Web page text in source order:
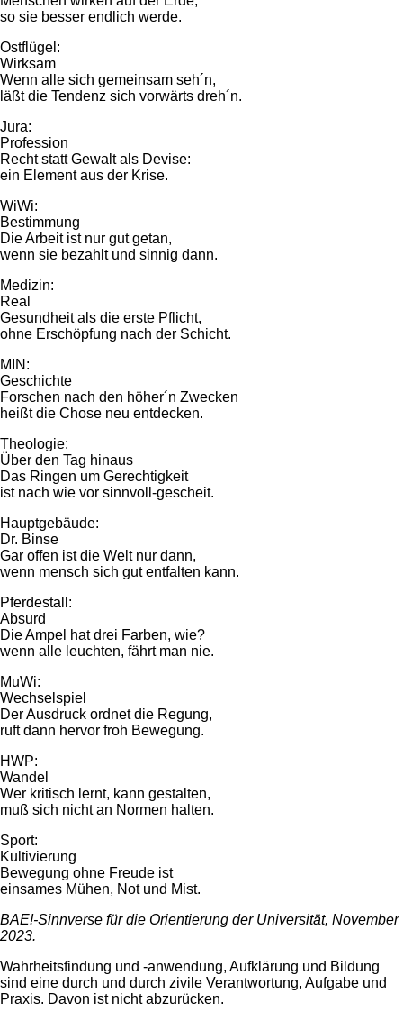
so sie besser endlich werde.
Ostflügel:
Wirksam
Wenn alle sich gemeinsam seh´n,
läßt die Tendenz sich vorwärts dreh´n.
Jura:
Profession
Recht statt Gewalt als Devise:
ein Element aus der Krise.
WiWi:
Bestimmung
Die Arbeit ist nur gut getan,
wenn sie bezahlt und sinnig dann.
Medizin:
Real
Gesundheit als die erste Pflicht,
ohne Erschöpfung nach der Schicht.
MIN:
Geschichte
Forschen nach den höher´n Zwecken
heißt die Chose neu entdecken.
Theologie:
Über den Tag hinaus
Das Ringen um Gerechtigkeit
ist nach wie vor sinnvoll-gescheit.
Hauptgebäude:
Dr. Binse
Gar offen ist die Welt nur dann,
wenn mensch sich gut entfalten kann.
Pferdestall:
Absurd
Die Ampel hat drei Farben, wie?
wenn alle leuchten, fährt man nie.
MuWi:
Wechselspiel
Der Ausdruck ordnet die Regung,
ruft dann hervor froh Bewegung.
HWP:
Wandel
Wer kritisch lernt, kann gestalten,
muß sich nicht an Normen halten.
Sport:
Kultivierung
Bewegung ohne Freude ist
einsames Mühen, Not und Mist.
BAE!-Sinnverse für die Orientierung der Universität, November
2023.
Wahrheitsfindung und -anwendung, Aufklärung und Bildung
sind eine durch und durch zivile Verantwortung, Aufgabe und
Praxis. Davon ist nicht abzurücken.